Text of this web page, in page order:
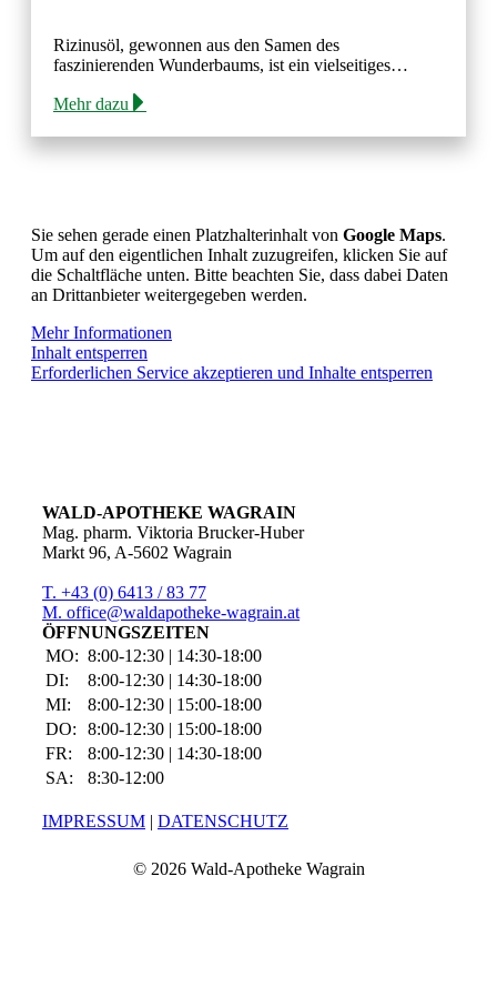
Rizinusöl, gewonnen aus den Samen des
faszinierenden Wunderbaums, ist ein vielseitiges…
Mehr dazu
Sie sehen gerade einen Platzhalterinhalt von Google Maps.
Um auf den eigentlichen Inhalt zuzugreifen, klicken Sie auf
die Schaltfläche unten. Bitte beachten Sie, dass dabei Daten
an Drittanbieter weitergegeben werden.
Mehr Informationen
Inhalt entsperren
Erforderlichen Service akzeptieren und Inhalte entsperren
WALD-APOTHEKE WAGRAIN
Mag. pharm. Viktoria Brucker-Huber
Markt 96, A-5602 Wagrain
T. +43 (0) 6413 / 83 77
M. office@waldapotheke-wagrain.at
ÖFFNUNGSZEITEN
MO: 8:00-12:30 | 14:30-18:00
DI:
8:00-12:30 | 14:30-18:00
MI:
8:00-12:30 | 15:00-18:00
DO:
8:00-12:30 | 15:00-18:00
FR:
8:00-12:30 | 14:30-18:00
SA:
8:30-12:00
IMPRESSUM | DATENSCHUTZ
© 2026 Wald-Apotheke Wagrain